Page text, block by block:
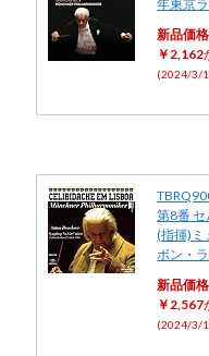
年東京
新品価格
￥2,162
(2024/3/
第8番
(指揮)ミ
ボン・
新品価格
￥2,567
(2024/3/